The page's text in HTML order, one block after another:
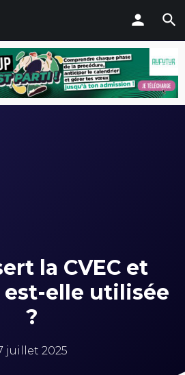
la CVEC et
elle utilisée
?
juillet 2025